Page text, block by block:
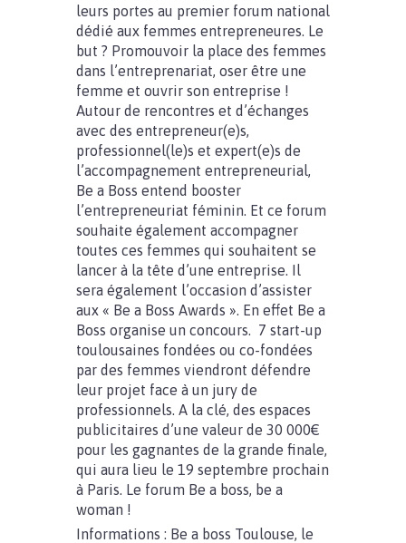
leurs portes au premier forum national
dédié aux femmes entrepreneures. Le
but ? Promouvoir la place des femmes
dans l’entreprenariat, oser être une
femme et ouvrir son entreprise !
Autour de rencontres et d’échanges
avec des entrepreneur(e)s,
professionnel(le)s et expert(e)s de
l’accompagnement entrepreneurial,
Be a Boss entend booster
l’entrepreneuriat féminin. Et ce forum
souhaite également accompagner
toutes ces femmes qui souhaitent se
lancer à la tête d’une entreprise. Il
sera également l’occasion d’assister
aux « Be a Boss Awards ». En effet Be a
Boss organise un concours. 7 start-up
toulousaines fondées ou co-fondées
par des femmes viendront défendre
leur projet face à un jury de
professionnels. A la clé, des espaces
publicitaires d’une valeur de 30 000€
pour les gagnantes de la grande finale,
qui aura lieu le 19 septembre prochain
à Paris. Le forum Be a boss, be a
woman !
Informations : Be a boss Toulouse, le